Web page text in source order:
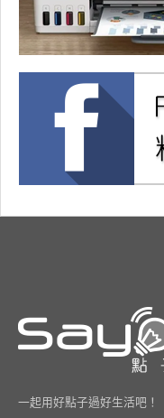
一起用好點子過好生活吧！